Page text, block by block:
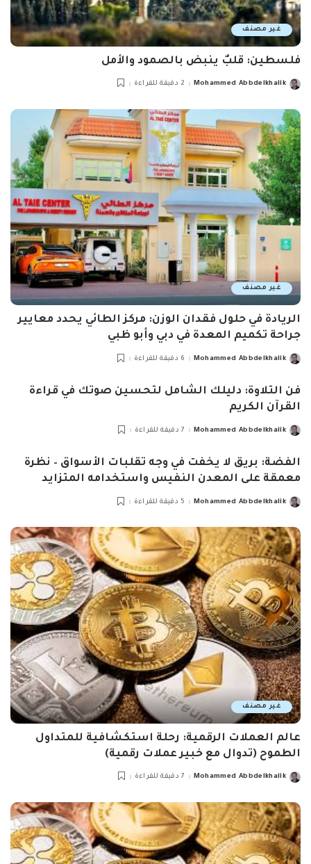
غير مصنف
فلسطين: قلبٌ ينبض بالصمود والأمل
Posted
Mohammed Abbdelkhalik 2 دقيقة للقراءة
غير مصنف
الريادة في حلول فقدان الوزن: مركز الطائي يحدد معايير
جراحة تكميم المعدة في دبي وأبو ظبي
Posted
Mohammed Abbdelkhalik 6 دقيقة للقراءة
فن التلاوة: دليلك الشامل لتحسين صوتك في قراءة
القرآن الكريم
Posted
Mohammed Abbdelkhalik 7 دقيقة للقراءة
الفضة: بريق لا يخفت في وجه تقلبات الأسواق – نظرة
معمقة على المعدن النفيس واستخدامه المتزايد
Posted
Mohammed Abbdelkhalik 5 دقيقة للقراءة
غير مصنف
عالم العملات الرقمية: رحلة استكشافية للمتداول
الطموح (تدوال مع خبير عملات رقمية)
Posted
Mohammed Abbdelkhalik 7 دقيقة للقراءة